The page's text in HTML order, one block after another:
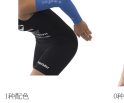
1种配色 0